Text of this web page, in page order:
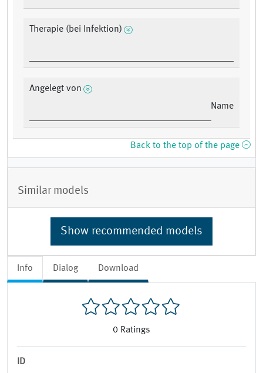
Info Dialog Download
0 Ratings
ID
Therapie (bei Infektion)
Angelegt von
Name
Back to the top of the page
Similar models
Show recommended models